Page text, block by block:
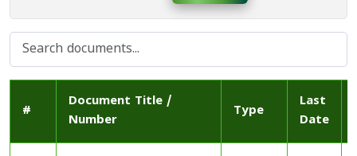
#
Document Title /
Number
Type
Last
Date